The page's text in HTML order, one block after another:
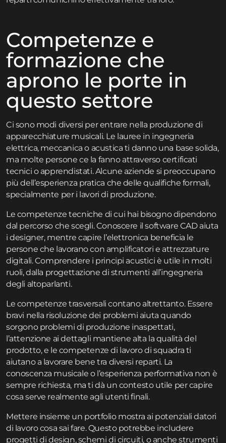
Competenze e
formazione che
aprono le porte in
questo settore
Ci sono modi diversi per entrare nella produzione di
apparecchiature musicali. Le lauree in ingegneria
elettrica, meccanica o acustica ti danno una base solida,
ma molte persone ce la fanno attraverso certificati
tecnici o apprendistati. Alcune aziende si preoccupano
più dell’esperienza pratica che delle qualifiche formali,
specialmente per i lavori di produzione.
Le competenze tecniche di cui hai bisogno dipendono
dal percorso che scegli. Conoscere il software CAD aiuta
i designer, mentre capire l’elettronica beneficia le
persone che lavorano con amplificatori e attrezzature
digitali. Comprendere i principi acustici è utile in molti
ruoli, dalla progettazione di strumenti all’ingegneria
degli altoparlanti.
Le competenze trasversali contano altrettanto. Essere
bravi nella risoluzione dei problemi aiuta quando
sorgono problemi di produzione inaspettati,
l’attenzione ai dettagli mantiene alta la qualità del
prodotto, e le competenze di lavoro di squadra ti
aiutano a lavorare bene tra diversi reparti. La
conoscenza musicale o l’esperienza performativa non è
sempre richiesta, ma ti dà un contesto utile per capire
cosa serve realmente agli utenti finali.
Mettere insieme un portfolio mostra ai potenziali datori
di lavoro cosa sai fare. Questo potrebbe includere
progetti di design, schemi di circuiti, o anche strumenti